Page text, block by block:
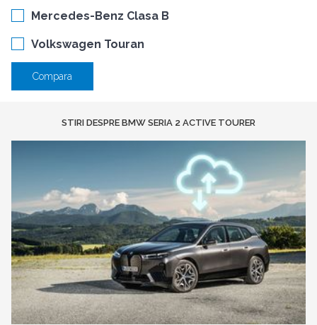
Mercedes-Benz Clasa B
Volkswagen Touran
Compara
STIRI DESPRE BMW SERIA 2 ACTIVE TOURER